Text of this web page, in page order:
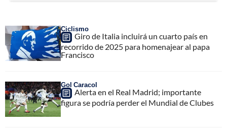
Ciclismo
Giro de Italia incluirá un cuarto país en
recorrido de 2025 para homenajear al papa
Francisco
Gol Caracol
Alerta en el Real Madrid; importante
figura se podría perder el Mundial de Clubes